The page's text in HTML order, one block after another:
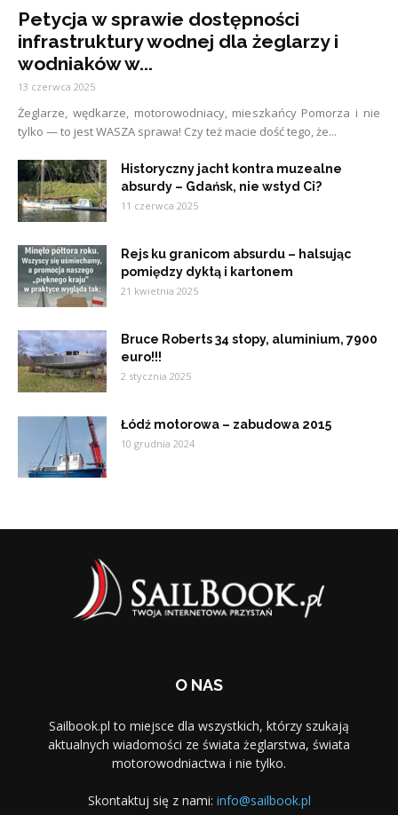
Petycja w sprawie dostępności
infrastruktury wodnej dla żeglarzy i
wodniaków w...
13 czerwca 2025
Żeglarze, wędkarze, motorowodniacy, mieszkańcy Pomorza i nie
tylko — to jest WASZA sprawa! Czy też macie dość tego, że...
Historyczny jacht kontra muzealne
absurdy – Gdańsk, nie wstyd Ci?
11 czerwca 2025
Rejs ku granicom absurdu – halsując
pomiędzy dyktą i kartonem
21 kwietnia 2025
Bruce Roberts 34 stopy, aluminium, 7900
euro!!!
2 stycznia 2025
Łódź motorowa – zabudowa 2015
10 grudnia 2024
O NAS
Sailbook.pl to miejsce dla wszystkich, którzy szukają
aktualnych wiadomości ze świata żeglarstwa, świata
motorowodniactwa i nie tylko.
Skontaktuj się z nami: info@sailbook.pl